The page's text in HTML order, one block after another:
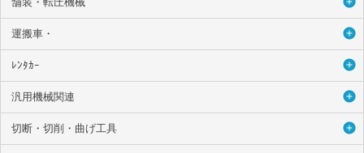
運搬車・
ﾚﾝﾀｶｰ
汎用機械関連
切断・切削・曲げ工具